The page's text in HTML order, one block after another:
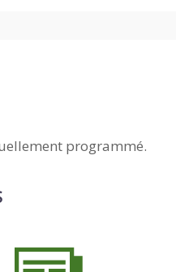
programmé.